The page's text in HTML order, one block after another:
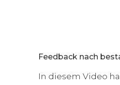
Feedback nach
In diesem Video